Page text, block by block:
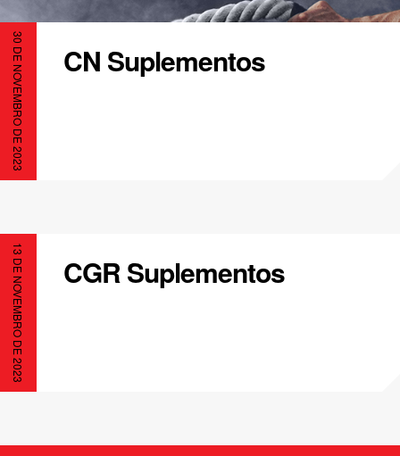
30 DE NOVEMBRO DE 2023 CN Suplementos
13 DE NOVEMBRO DE 2023 CGR Suplementos